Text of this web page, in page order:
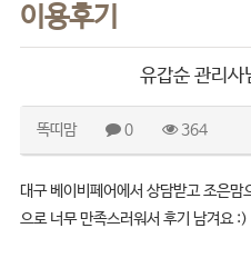
이용후기
유갑순 관리사
똑띠맘 0 364
대구 베이비페어에서 상담받고 조은
으로 너무 만족스러워서 후기 남겨요 :)